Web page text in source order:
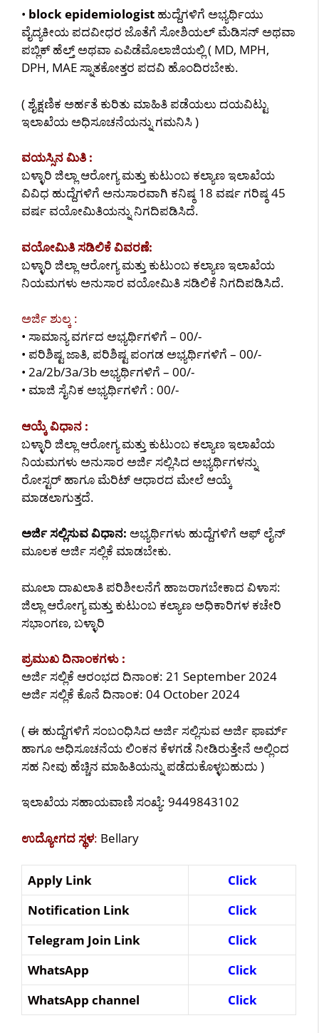
• block epidemiologist ಹುದ್ದೆಗಳಿಗೆ ಅಭ್ಯರ್ಥಿಯು
ವೈದ್ಯಕೀಯ ಪದವೀಧರ ಜೊತೆಗೆ ಸೋಶಿಯಲ್ ಮೆಡಿಸನ್ ಅಥವಾ
ಪಬ್ಲಿಕ್ ಹೆಲ್ತ್ ಅಥವಾ ಎಪಿಡೆಮೊಲಾಜಿಯಲ್ಲಿ ( MD, MPH,
DPH, MAE ಸ್ನಾತಕೋತ್ತರ ಪದವಿ ಹೊಂದಿರಬೇಕು.
( ಶೈಕ್ಷಣಿಕ ಅರ್ಹತೆ ಕುರಿತು ಮಾಹಿತಿ ಪಡೆಯಲು ದಯವಿಟ್ಟು
ಇಲಾಖೆಯ ಅಧಿಸೂಚನೆಯನ್ನು ಗಮನಿಸಿ )
ವಯಸ್ಸಿನ ಮಿತಿ :
ಬಳ್ಳಾರಿ ಜಿಲ್ಲಾ ಆರೋಗ್ಯ ಮತ್ತು ಕುಟುಂಬ ಕಲ್ಯಾಣ ಇಲಾಖೆಯ
ವಿವಿಧ ಹುದ್ದೆಗಳಿಗೆ ಅನುಸಾರವಾಗಿ ಕನಿಷ್ಠ 18 ವರ್ಷ ಗರಿಷ್ಠ 45
ವರ್ಷ ವಯೋಮಿತಿಯನ್ನು ನಿಗದಿಪಡಿಸಿದೆ.
ವಯೋಮಿತಿ ಸಡಿಲಿಕೆ ವಿವರಣೆ:
ಬಳ್ಳಾರಿ ಜಿಲ್ಲಾ ಆರೋಗ್ಯ ಮತ್ತು ಕುಟುಂಬ ಕಲ್ಯಾಣ ಇಲಾಖೆಯ
ನಿಯಮಗಳು ಅನುಸಾರ ವಯೋಮಿತಿ ಸಡಿಲಿಕೆ ನಿಗದಿಪಡಿಸಿದೆ.
ಅರ್ಜಿ ಶುಲ್ಕ :
• ಸಾಮಾನ್ಯ ವರ್ಗದ ಅಭ್ಯರ್ಥಿಗಳಿಗೆ – 00/-
• ಪರಿಶಿಷ್ಟ ಜಾತಿ, ಪರಿಶಿಷ್ಟ ಪಂಗಡ ಅಭ್ಯರ್ಥಿಗಳಿಗೆ – 00/-
• 2a/2b/3a/3b ಅಭ್ಯರ್ಥಿಗಳಿಗೆ – 00/-
• ಮಾಜಿ ಸೈನಿಕ ಅಭ್ಯರ್ಥಿಗಳಿಗೆ : 00/-
ಆಯ್ಕೆ ವಿಧಾನ :
ಬಳ್ಳಾರಿ ಜಿಲ್ಲಾ ಆರೋಗ್ಯ ಮತ್ತು ಕುಟುಂಬ ಕಲ್ಯಾಣ ಇಲಾಖೆಯ
ನಿಯಮಗಳು ಅನುಸಾರ ಅರ್ಜಿ ಸಲ್ಲಿಸಿದ ಅಭ್ಯರ್ಥಿಗಳನ್ನು
ರೋಸ್ಟರ್ ಹಾಗೂ ಮೆರಿಟ್ ಆಧಾರದ ಮೇಲೆ ಆಯ್ಕೆ
ಮಾಡಲಾಗುತ್ತದೆ.
ಅರ್ಜಿ ಸಲ್ಲಿಸುವ ವಿಧಾನ: ಅಭ್ಯರ್ಥಿಗಳು ಹುದ್ದೆಗಳಿಗೆ ಆಫ್ ಲೈನ್
ಮೂಲಕ ಅರ್ಜಿ ಸಲ್ಲಿಕೆ ಮಾಡಬೇಕು.
ಮೂಲಾ ದಾಖಲಾತಿ ಪರಿಶೀಲನೆಗೆ ಹಾಜರಾಗಬೇಕಾದ ವಿಳಾಸ:
ಜಿಲ್ಲಾ ಆರೋಗ್ಯ ಮತ್ತು ಕುಟುಂಬ ಕಲ್ಯಾಣ ಅಧಿಕಾರಿಗಳ ಕಚೇರಿ
ಸಭಾಂಗಣ, ಬಳ್ಳಾರಿ
ಪ್ರಮುಖ ದಿನಾಂಕಗಳು :
ಅರ್ಜಿ ಸಲ್ಲಿಕೆ ಆರಂಭದ ದಿನಾಂಕ: 21 September 2024
ಅರ್ಜಿ ಸಲ್ಲಿಕೆ ಕೊನೆ ದಿನಾಂಕ: 04 October 2024
( ಈ ಹುದ್ದೆಗಳಿಗೆ ಸಂಬಂಧಿಸಿದ ಅರ್ಜಿ ಸಲ್ಲಿಸುವ ಅರ್ಜಿ ಫಾರ್ಮ್
ಹಾಗೂ ಅಧಿಸೂಚನೆಯ ಲಿಂಕನ ಕೆಳಗಡೆ ನೀಡಿರುತ್ತೇನೆ ಅಲ್ಲಿಂದ
ಸಹ ನೀವು ಹೆಚ್ಚಿನ ಮಾಹಿತಿಯನ್ನು ಪಡೆದುಕೊಳ್ಳಬಹುದು )
ಇಲಾಖೆಯ ಸಹಾಯವಾಣಿ ಸಂಖ್ಯೆ: 9449843102
ಉದ್ಯೋಗದ ಸ್ಥಳ: Bellary
Apply Link
Click
Notification Link
Click
Telegram Join Link
Click
WhatsApp
Click
WhatsApp channel
Click